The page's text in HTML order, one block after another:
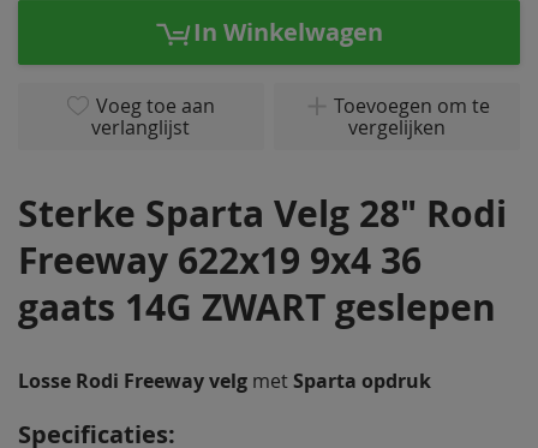
In Winkelwagen
Voeg toe aan
verlanglijst
Toevoegen om te
vergelijken
Sterke Sparta Velg 28" Rodi
Freeway 622x19 9x4 36
gaats 14G ZWART geslepen
Losse Rodi Freeway velg metSparta opdruk
Specificaties: